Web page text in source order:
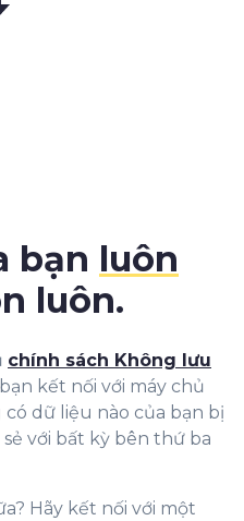
chính sách Không lưu
kết nối với máy chủ
dữ liệu nào của bạn bị
với bất kỳ bên thứ ba
Hãy kết nối với một
bạn luôn
luôn.